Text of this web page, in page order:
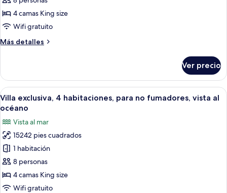
de
lujo,
habitaciones,
al
océano
4 camas King size
Wifi gratuito
Más detalles
Más
de
lujo,
4
habitaciones,
vista
al
océano
Ver precio
Abrir
todas
fotos
de
Villa
exclusiva,
4
habitaciones,
Una casa moderna con piscina
6
Villa exclusiva, 4 habitaciones, para no fumadores, vista al
océano
Vista al mar
15242 pies cuadrados
1 habitación
8 personas
4 camas King size
Wifi gratuito